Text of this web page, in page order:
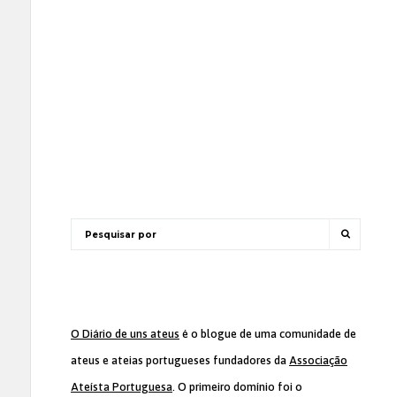
O Diário de uns ateus é o blogue de uma comunidade de
ateus e ateias portugueses fundadores da Associação
Ateísta Portuguesa. O primeiro domínio foi o